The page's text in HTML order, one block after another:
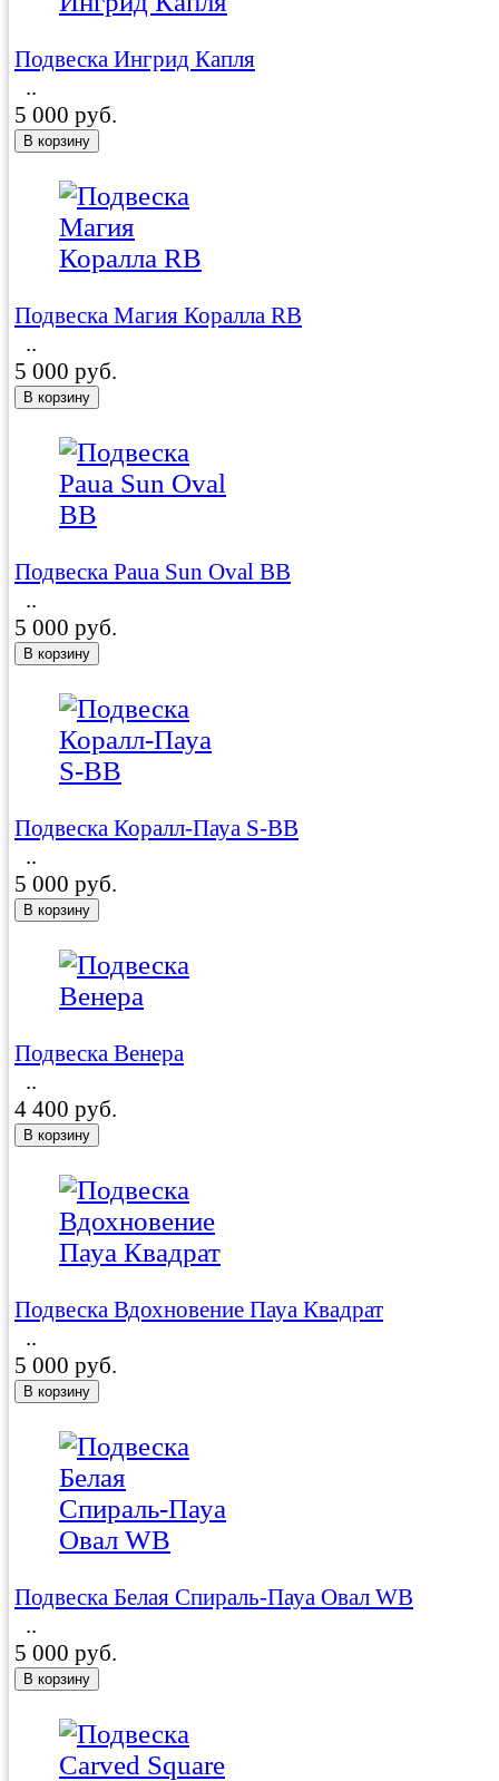
Подвеска Ингрид Капля
..
5 000 руб.
Подвеска Магия Коралла RB
..
5 000 руб.
Подвеска Paua Sun Oval BB
..
5 000 руб.
Подвеска Коралл-Пауа S-BB
..
5 000 руб.
Подвеска Венера
..
4 400 руб.
Подвеска Вдохновение Пауа Квадрат
..
5 000 руб.
Подвеска Белая Спираль-Пауа Овал WB
..
5 000 руб.